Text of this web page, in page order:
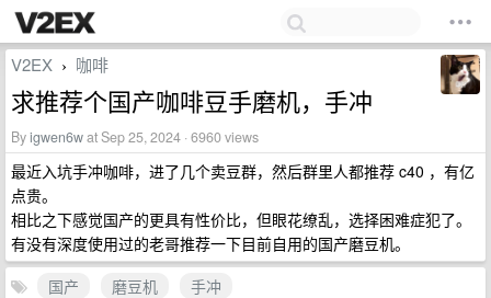
V2EX › 咖啡
求推荐个国产咖啡豆手磨机，手冲
Byigwen6wat Sep 25, 2024 · 6960 views
最近入坑手冲咖啡，进了几个卖豆群，然后群里人都推荐 c40 ，有亿
点贵。
相比之下感觉国产的更具有性价比，但眼花缭乱，选择困难症犯了。
有没有深度使用过的老哥推荐一下目前自用的国产磨豆机。
国产
磨豆机
手冲